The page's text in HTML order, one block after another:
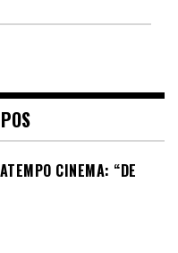
CINEMA: “DE